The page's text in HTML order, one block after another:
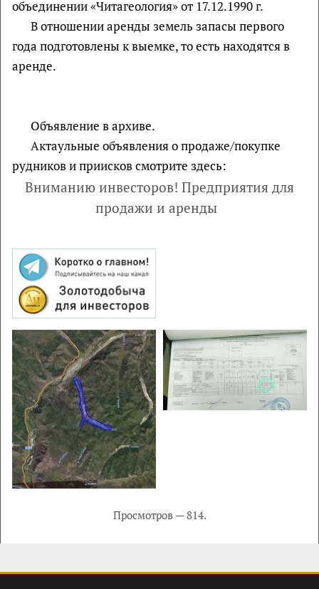
объединении «Читагеология» от 17.12.1990 г.
В отношении аренды земель запасы первого
года подготовлены к выемке, то есть находятся в
аренде.
Объявление в архиве.
Актаульные объявления о продаже/покупке
рудников и приисков смотрите здесь:
Вниманию инвесторов! Предприятия для
продажи и аренды
Просмотров — 814.